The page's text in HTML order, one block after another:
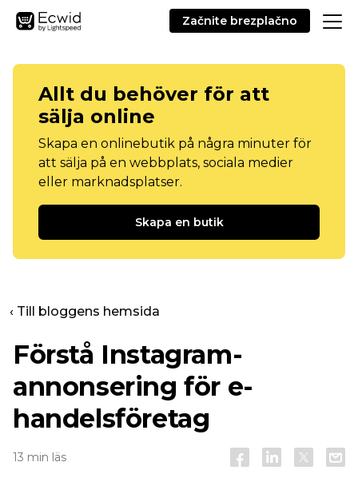
Začnite brezplačno
Allt du behöver för att
sälja online
Skapa en onlinebutik på några minuter för
att sälja på en webbplats, sociala medier
eller marknadsplatser.
Skapa en butik
‹ Till bloggens hemsida
Förstå Instagram-
annonsering för e-
handelsföretag
13 min läs